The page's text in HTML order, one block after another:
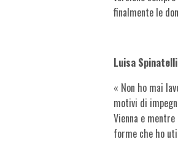
finalmente le
Luisa Spinatelli
« Non ho mai
motivi di
Vienna e
forme che ho